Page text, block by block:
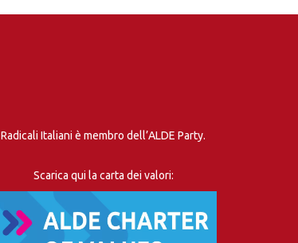
Radicali Italiani è membro dell’ALDE Party.
Scarica qui la carta dei valori: